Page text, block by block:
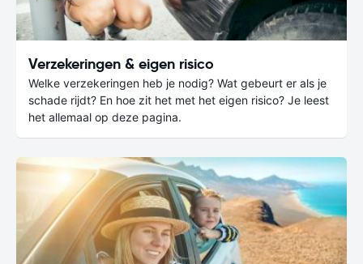
Verzekeringen & eigen risico
Welke verzekeringen heb je nodig? Wat gebeurt er als je
schade rijdt? En hoe zit het met het eigen risico? Je leest
het allemaal op deze pagina.